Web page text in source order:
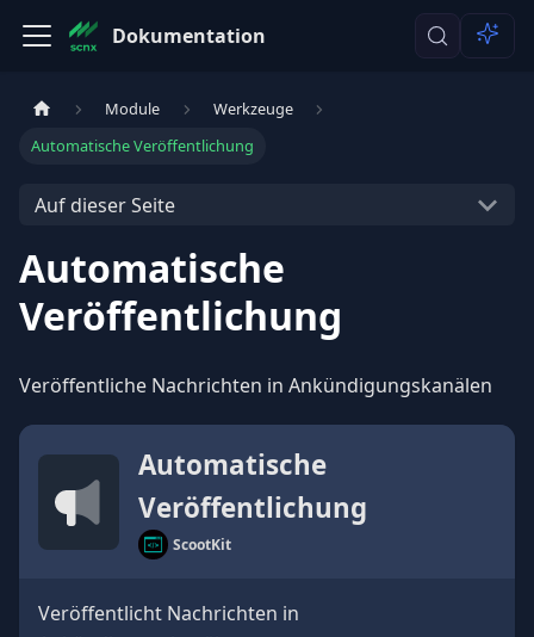
Dokumentation
Module
Werkzeuge
Automatische Veröffentlichung
Auf dieser Seite
Automatische
Veröffentlichung
Veröffentliche Nachrichten in Ankündigungskanälen
Automatische
Veröffentlichung
ScootKit
Veröffentlicht Nachrichten in